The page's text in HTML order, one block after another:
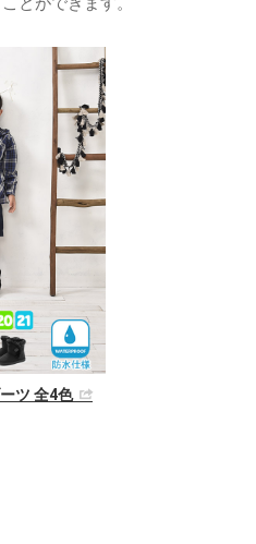
ツ 全4色